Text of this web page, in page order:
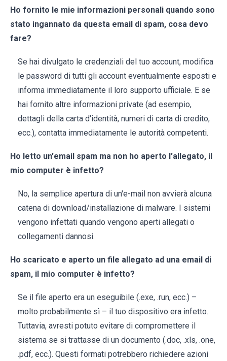
Ho fornito le mie informazioni personali quando sono
stato ingannato da questa email di spam, cosa devo
fare?
Se hai divulgato le credenziali del tuo account, modifica
le password di tutti gli account eventualmente esposti e
informa immediatamente il loro supporto ufficiale. E se
hai fornito altre informazioni private (ad esempio,
dettagli della carta d'identità, numeri di carta di credito,
ecc.), contatta immediatamente le autorità competenti.
Ho letto un'email spam ma non ho aperto l'allegato, il
mio computer è infetto?
No, la semplice apertura di un'e-mail non avvierà alcuna
catena di download/installazione di malware. I sistemi
vengono infettati quando vengono aperti allegati o
collegamenti dannosi.
Ho scaricato e aperto un file allegato ad una email di
spam, il mio computer è infetto?
Se il file aperto era un eseguibile (.exe, .run, ecc.) –
molto probabilmente sì – il tuo dispositivo era infetto.
Tuttavia, avresti potuto evitare di compromettere il
sistema se si trattasse di un documento (.doc, .xls, .one,
.pdf, ecc.). Questi formati potrebbero richiedere azioni